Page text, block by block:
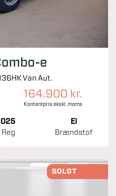
e
136HK Van Aut.
164.900 kr.
Kontantpris ekskl. moms
Reg
El
Brændstof
SOLGT